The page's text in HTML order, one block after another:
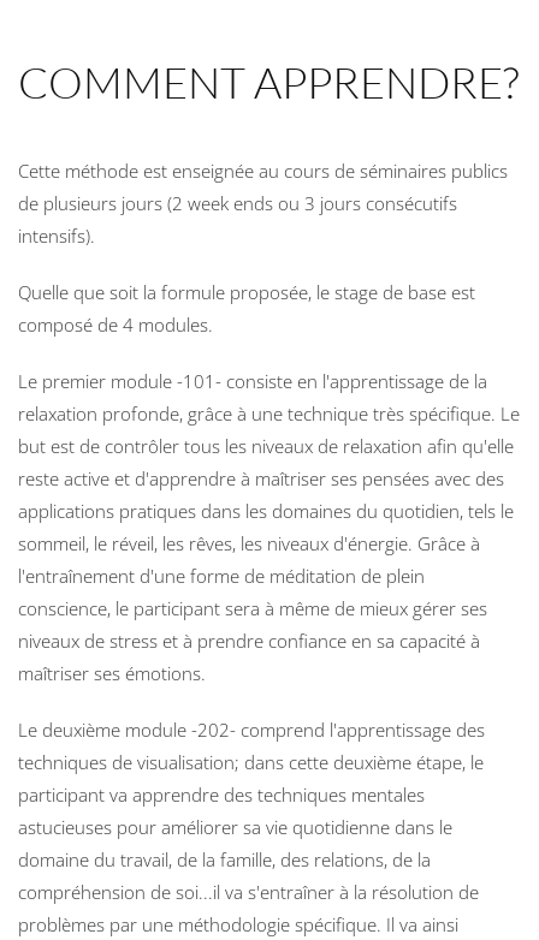
COMMENT APPRENDRE?
Cette méthode est enseignée au cours de séminaires publics
de plusieurs jours (2 week ends ou 3 jours consécutifs
intensifs).
Quelle que soit la formule proposée, le stage de base est
composé de 4 modules.
Le premier module -101- consiste en l'apprentissage de la
relaxation profonde, grâce à une technique très spécifique. Le
but est de contrôler tous les niveaux de relaxation afin qu'elle
reste active et d'apprendre à maîtriser ses pensées avec des
applications pratiques dans les domaines du quotidien, tels le
sommeil, le réveil, les rêves, les niveaux d'énergie. Grâce à
l'entraînement d'une forme de méditation de plein
conscience, le participant sera à même de mieux gérer ses
niveaux de stress et à prendre confiance en sa capacité à
maîtriser ses émotions.
Le deuxième module -202- comprend l'apprentissage des
techniques de visualisation; dans cette deuxième étape, le
participant va apprendre des techniques mentales
astucieuses pour améliorer sa vie quotidienne dans le
domaine du travail, de la famille, des relations, de la
compréhension de soi...il va s'entraîner à la résolution de
problèmes par une méthodologie spécifique. Il va ainsi